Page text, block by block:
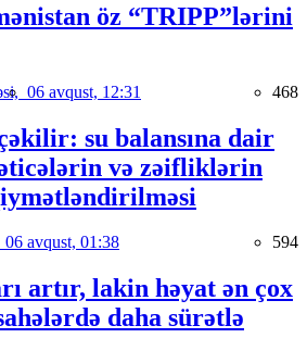
öz “TRIPP”lərini
06 avqust, 12:31 468
su balansına dair
və zəifliklərin
06 avqust, 01:38 594
artır, lakin həyat ən çox
daha sürətlə